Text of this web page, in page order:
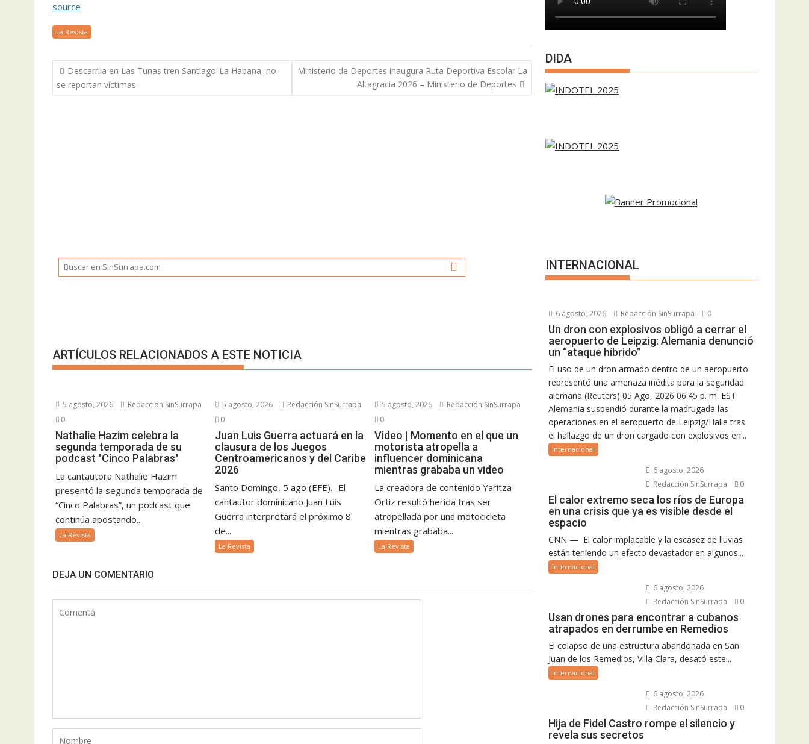
source
La Revista
Navegación
de
entradas
Descarrila en Las Tunas tren Santiago-La Habana, no
se reportan víctimas
Ministerio de Deportes inaugura Ruta Deportiva Escolar La
Altagracia 2026 – Ministerio de Deportes
ARTÍCULOS RELACIONADOS A ESTE NOTICIA
5 agosto, 2026
Redacción SinSurrapa
0
Nathalie Hazim celebra la
segunda temporada de su
podcast "Cinco Palabras"
La cantautora Nathalie Hazim
presentó la segunda temporada de
“Cinco Palabras”, un podcast que
continúa apostando...
La Revista
5 agosto, 2026
Redacción SinSurrapa
0
Juan Luis Guerra actuará en la
clausura de los Juegos
Centroamericanos y del Caribe
2026
Santo Domingo, 5 ago (EFE).- El
cantautor dominicano Juan Luis
Guerra interpretará el próximo 8
de...
La Revista
5 agosto, 2026
Redacción SinSurrapa
0
Video | Momento en el que un
motorista atropella a
influencer dominicana
mientras grababa un video
La creadora de contenido Yaritza
Ortiz resultó herida tras ser
atropellada por una motocicleta
mientras grababa...
La Revista
DEJA UN COMENTARIO
DIDA
INTERNACIONAL
6 agosto, 2026 Redacción SinSurrapa 0
Un dron con explosivos obligó a cerrar el
aeropuerto de Leipzig: Alemania denunció
un “ataque híbrido”
El uso de un dron armado dentro de un aeropuerto
representó una amenaza inédita para la seguridad
alemana (Reuters) 05 Ago, 2026 06:45 p. m. EST
Alemania suspendió durante la madrugada las
operaciones en el aeropuerto de Leipzig/Halle tras
el hallazgo de un dron cargado con explosivos en...
Internacional
6 agosto, 2026
Redacción SinSurrapa
0
El calor extremo seca los ríos de Europa
en una crisis que ya es visible desde el
espacio
CNN — El calor implacable y la escasez de lluvias
están teniendo un efecto devastador en algunos...
Internacional
6 agosto, 2026
Redacción SinSurrapa
0
Usan drones para encontrar a cubanos
atrapados en derrumbe en Remedios
El colapso de una estructura abandonada en San
Juan de los Remedios, Villa Clara, desató este...
Internacional
6 agosto, 2026
Redacción SinSurrapa
0
Hija de Fidel Castro rompe el silencio y
revela sus secretos